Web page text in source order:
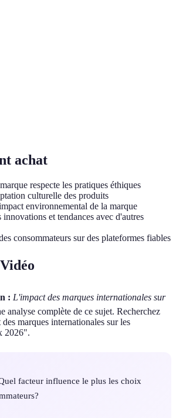
achat
respecte les pratiques éthiques
culturelle des produits
environnemental de la marque
et tendances avec d'autres
consommateurs sur des plateformes fiables
: L'impact des marques internationales sur
analyse complète de ce sujet. Recherchez
marques internationales sur les
2026".
facteur influence le plus les choix